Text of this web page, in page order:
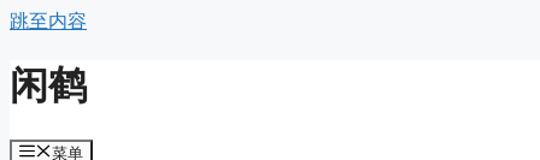
跳至内容
闲鹤
菜单